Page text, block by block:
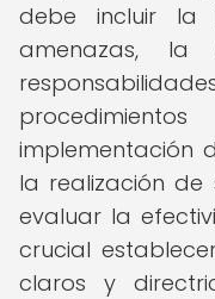
debe incluir la
amenazas,
implementación
la realización de
evaluar la
crucial
claros y